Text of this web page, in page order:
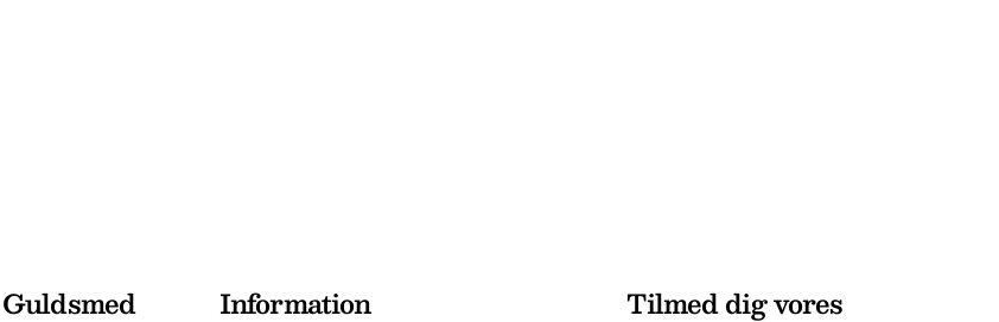
Information
Tilmed dig vores